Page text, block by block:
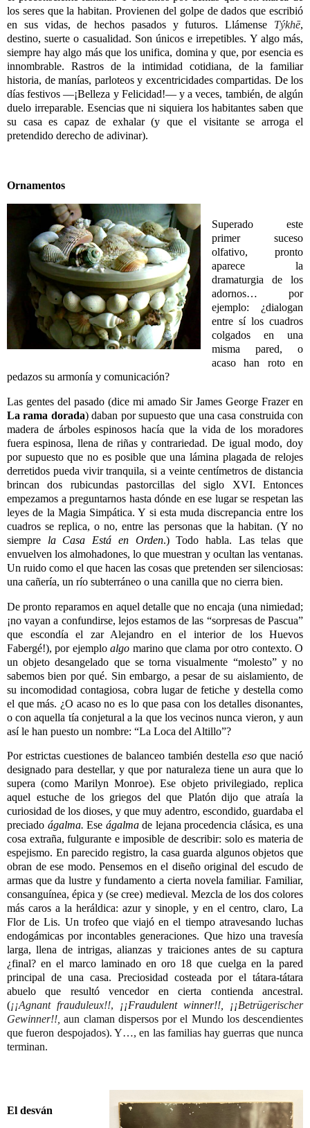
los seres que la habitan. Provienen del golpe de dados que escribió
en sus vidas, de hechos pasados y futuros. Llámense Týkhē,
destino, suerte o casualidad. Son únicos e irrepetibles. Y algo más,
siempre hay algo más que los unifica, domina y que, por esencia es
innombrable. Rastros de la intimidad cotidiana, de la familiar
historia, de manías, parloteos y excentricidades compartidas. De los
días festivos —¡Belleza y Felicidad!— y a veces, también, de algún
duelo irreparable. Esencias que ni siquiera los habitantes saben que
su casa es capaz de exhalar (y que el visitante se arroga el
pretendido derecho de adivinar).
Ornamentos
Superado este
primer suceso
olfativo, pronto
aparece la
dramaturgia de los
adornos… por
ejemplo: ¿dialogan
entre sí los cuadros
colgados en una
misma pared, o
acaso han roto en
pedazos su armonía y comunicación?
Las gentes del pasado (dice mi amado Sir James George Frazer en
La rama dorada)daban por supuesto que una casa construida con
madera de árboles espinosos hacía que la vida de los moradores
fuera espinosa, llena de riñas y contrariedad. De igual modo, doy
por supuesto que no es posible que una lámina plagada de relojes
derretidos pueda vivir tranquila, si a veinte centímetros de distancia
brincan dos rubicundas pastorcillas del siglo XVI. Entonces
empezamos a preguntarnos hasta dónde en ese lugar se respetan las
leyes de la Magia Simpática. Y si esta muda discrepancia entre los
cuadros se replica, o no, entre las personas que la habitan. (Y no
siempre la Casa Está en Orden.) Todo habla. Las telas que
envuelven los almohadones, lo que muestran y ocultan las ventanas.
Un ruido como el que hacen las cosas que pretenden ser silenciosas:
una cañería, un río subterráneo o una canilla que no cierra bien.
De pronto reparamos en aquel detalle que no encaja (una nimiedad;
¡no vayan a confundirse, lejos estamos de las “sorpresas de Pascua”
que escondía el zar Alejandro en el interior de los Huevos
Fabergé!), por ejemploalgo marino que clama por otro contexto. O
un objeto desangelado que se torna visualmente “molesto” y no
sabemos bien por qué. Sin embargo, a pesar de su aislamiento, de
su incomodidad contagiosa, cobra lugar de fetiche y destella como
el que más. ¿O acaso no es lo que pasa con los detalles disonantes,
o con aquella tía conjetural a la que los vecinos nunca vieron, y aun
así le han puesto un nombre: “La Loca del Altillo”?
Por estrictas cuestiones de balanceo también destella eso que nació
designado para destellar, y que por naturaleza tiene un aura que lo
supera (como Marilyn Monroe). Ese objeto privilegiado, replica
aquel estuche de los griegos del que Platón dijo que atraía la
curiosidad de los dioses, y que muy adentro, escondido, guardaba el
preciado ágalma.Ese ágalmade lejana procedencia clásica, es una
cosa extraña, fulgurante e imposible de describir: solo es materia de
espejismo. En parecido registro, la casa guarda algunos objetos que
obran de ese modo. Pensemos en el diseño original del escudo de
armas que da lustre y fundamento a cierta novela familiar. Familiar,
consanguínea, épica y (se cree) medieval. Mezcla de los dos colores
más caros a la heráldica: azur y sinople, y en el centro, claro, La
Flor de Lis. Un trofeo que viajó en el tiempo atravesando luchas
endogámicas por incontables generaciones. Que hizo una travesía
larga, llena de intrigas, alianzas y traiciones antes de su captura
¿final? en el marco laminado en oro 18 que cuelga en la pared
principal de una casa. Preciosidad costeada por el tátara-tátara
abuelo que resultó vencedor en cierta contienda ancestral.
(¡¡Agnant frauduleux!!, ¡¡Fraudulent winner!!, ¡¡Betrügerischer
Gewinner!!, aun claman dispersos por el Mundo los descendientes
que fueron despojados). Y…, en las familias hay guerras que nunca
terminan.
El desván